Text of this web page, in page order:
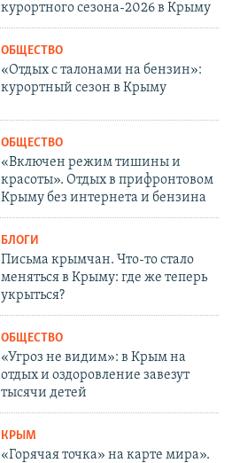
курортного сезона-2026 в Крыму
ОБЩЕСТВО
«Отдых с талонами на бензин»:
курортный сезон в Крыму
ОБЩЕСТВО
«Включен режим тишины и
красоты». Отдых в прифронтовом
Крыму без интернета и бензина
БЛОГИ
Письма крымчан. Что-то стало
меняться в Крыму: где же теперь
укрыться?
ОБЩЕСТВО
«Угроз не видим»: в Крым на
отдых и оздоровление завезут
тысячи детей
КРЫМ
«Горячая точка» на карте мира».